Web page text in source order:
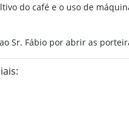
do café e o uso de
Sr. Fábio por abrir as